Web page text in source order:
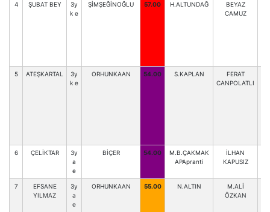
4 ŞUBAT BEY
3y
k e
ŞİMŞEĞİNOĞLU 57.00 H.ALTUNDAĞ
BEYAZ
CAMUZ
5 ATEŞKARTAL
3y
k e
ORHUNKAAN 54.00 S.KAPLAN
FERAT
CANPOLATLI
6 ÇELİKTAR
3y
a
e
BİÇER 54.00
M.B.ÇAKMAK
APApranti
İLHAN
KAPUSIZ
7
EFSANE
YILMAZ
3y
a
e
ORHUNKAAN 55.00 N.ALTIN
M.ALİ
ÖZKAN